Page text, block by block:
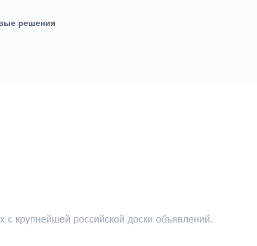
решения
крупнейшей российской доски объявлений.